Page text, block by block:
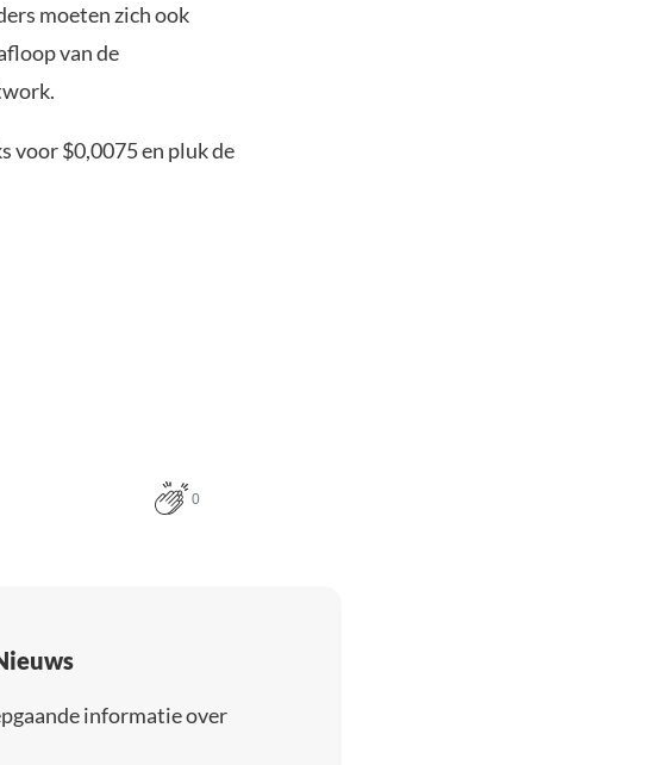
moeten zich ook
van de
voor $0,0075 en pluk de
0
informatie over